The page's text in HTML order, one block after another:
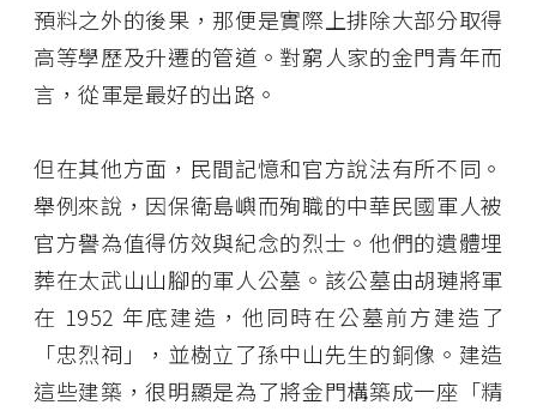
預料之外的後果，那便是實際上排除大部分取得
高等學歷及升遷的管道。對窮人家的金門青年而
言，從軍是最好的出路。
但在其他方面，民間記憶和官方說法有所不同。
舉例來說，因保衛島嶼而殉職的中華民國軍人被
官方譽為值得仿效與紀念的烈士。他們的遺體埋
葬在太武山山腳的軍人公墓。該公墓由胡璉將軍
在 1952 年底建造，他同時在公墓前方建造了
「忠烈祠」，並樹立了孫中山先生的銅像。建造
這些建築，很明顯是為了將金門構築成一座「精